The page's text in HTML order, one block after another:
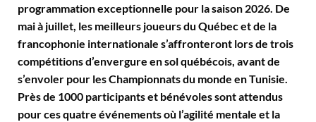
programmation exceptionnelle pour la saison 2026. De
mai à juillet, les meilleurs joueurs du Québec et de la
francophonie internationale s’affronteront lors de trois
compétitions d’envergure en sol québécois, avant de
s’envoler pour les Championnats du monde en Tunisie.
Près de 1000 participants et bénévoles sont attendus
pour ces quatre événements où l’agilité mentale et la